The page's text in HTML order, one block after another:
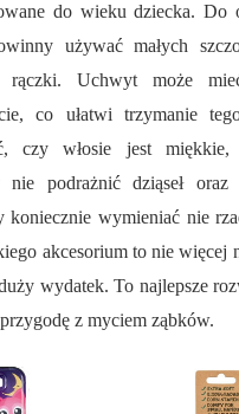
do wieku dziecka. Do
używać małych
rączki. Uchwyt może
co ułatwi trzymanie
czy włosie jest miękkie,
nie podrażnić dziąseł oraz
koniecznie wymieniać nie
akcesorium to nie więcej
wydatek. To najlepsze
z myciem ząbków.